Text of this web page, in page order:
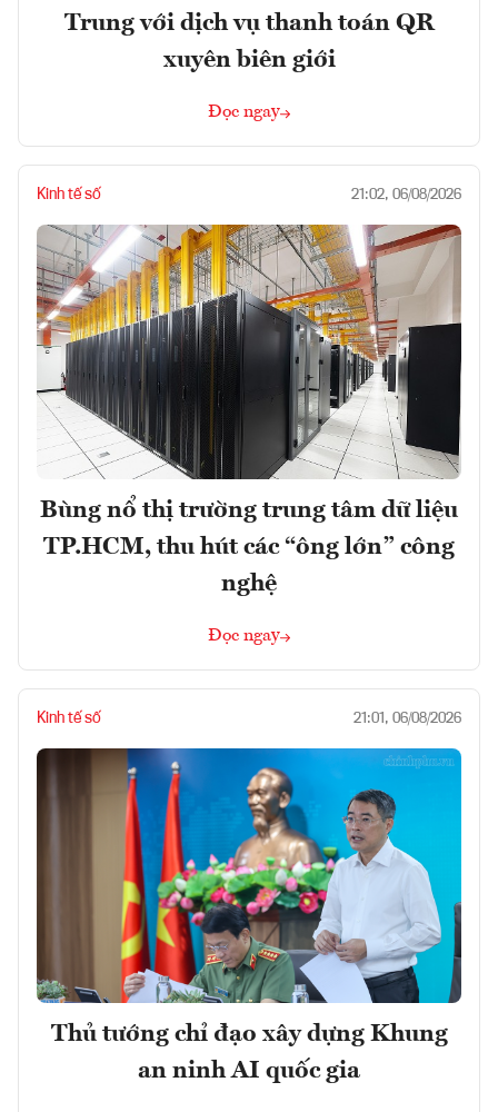
Trung với dịch vụ thanh toán QR
xuyên biên giới
Đọc ngay
Kinh tế số 21:02, 06/08/2026
Bùng nổ thị trường trung tâm dữ liệu
TP.HCM, thu hút các “ông lớn” công
nghệ
Đọc ngay
Kinh tế số 21:01, 06/08/2026
Thủ tướng chỉ đạo xây dựng Khung
an ninh AI quốc gia